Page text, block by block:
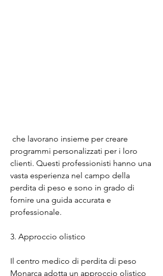
programmi personalizzati per i loro
clienti. Questi professionisti hanno una
vasta esperienza nel campo della
perdita di peso e sono in grado di
fornire una guida accurata e
professionale.
3. Approccio olistico
Il centro medico di perdita di peso
Monarca adotta un approccio olistico